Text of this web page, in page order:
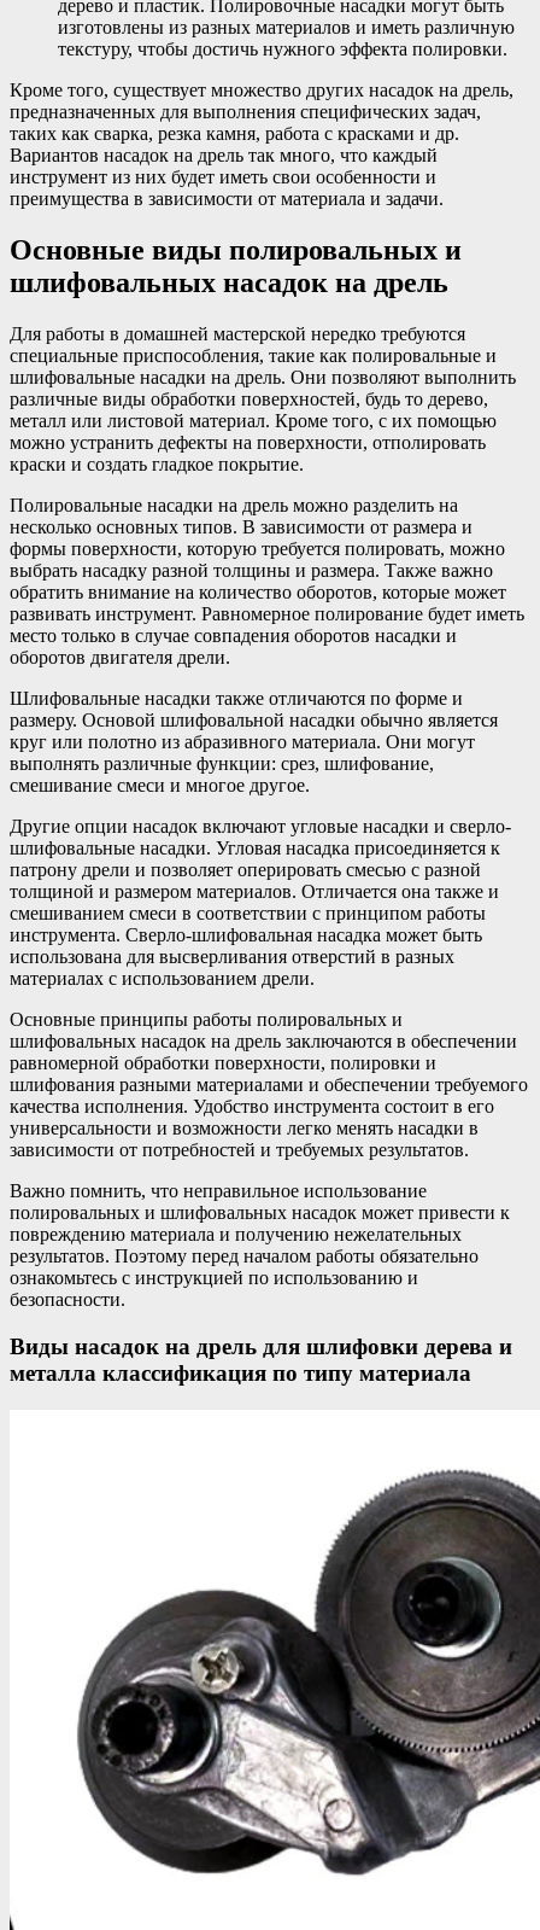
дерево и пластик. Полировочные насадки могут быть
изготовлены из разных материалов и иметь различную
текстуру, чтобы достичь нужного эффекта полировки.
Кроме того, существует множество других насадок на дрель,
предназначенных для выполнения специфических задач,
таких как сварка, резка камня, работа с красками и др.
Вариантов насадок на дрель так много, что каждый
инструмент из них будет иметь свои особенности и
преимущества в зависимости от материала и задачи.
Основные виды полировальных и
шлифовальных насадок на дрель
Для работы в домашней мастерской нередко требуются
специальные приспособления, такие как полировальные и
шлифовальные насадки на дрель. Они позволяют выполнить
различные виды обработки поверхностей, будь то дерево,
металл или листовой материал. Кроме того, с их помощью
можно устранить дефекты на поверхности, отполировать
краски и создать гладкое покрытие.
Полировальные насадки на дрель можно разделить на
несколько основных типов. В зависимости от размера и
формы поверхности, которую требуется полировать, можно
выбрать насадку разной толщины и размера. Также важно
обратить внимание на количество оборотов, которые может
развивать инструмент. Равномерное полирование будет иметь
место только в случае совпадения оборотов насадки и
оборотов двигателя дрели.
Шлифовальные насадки также отличаются по форме и
размеру. Основой шлифовальной насадки обычно является
круг или полотно из абразивного материала. Они могут
выполнять различные функции: срез, шлифование,
смешивание смеси и многое другое.
Другие опции насадок включают угловые насадки и сверло-
шлифовальные насадки. Угловая насадка присоединяется к
патрону дрели и позволяет оперировать смесью с разной
толщиной и размером материалов. Отличается она также и
смешиванием смеси в соответствии с принципом работы
инструмента. Сверло-шлифовальная насадка может быть
использована для высверливания отверстий в разных
материалах с использованием дрели.
Основные принципы работы полировальных и
шлифовальных насадок на дрель заключаются в обеспечении
равномерной обработки поверхности, полировки и
шлифования разными материалами и обеспечении требуемого
качества исполнения. Удобство инструмента состоит в его
универсальности и возможности легко менять насадки в
зависимости от потребностей и требуемых результатов.
Важно помнить, что неправильное использование
полировальных и шлифовальных насадок может привести к
повреждению материала и получению нежелательных
результатов. Поэтому перед началом работы обязательно
ознакомьтесь с инструкцией по использованию и
безопасности.
Виды насадок на дрель для шлифовки дерева и
металла классификация по типу материала